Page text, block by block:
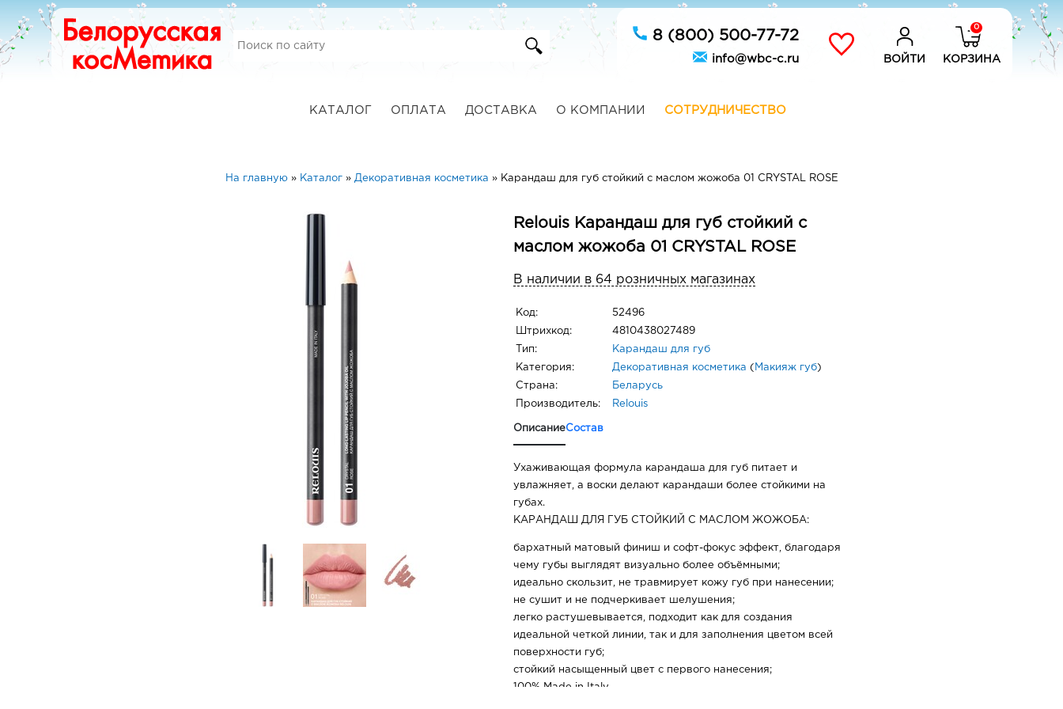
8 (800) 500-77-72
info@wbc-c.ru ВОЙТИ
0
КОРЗИНА
КАТАЛОГ ОПЛАТА ДОСТАВКА О КОМПАНИИ СОТРУДНИЧЕСТВО
На главную» Каталог» Декоративная косметика » Карандаш для губ стойкий с маслом жожоба 01 CRYSTAL ROSE
Relouis Карандаш для губ стойкий с
маслом жожоба 01 CRYSTAL ROSE
В наличии в 64 розничных магазинах
Код: 52496
Штрихкод: 4810438027489
Тип: Карандаш для губ
Категория: Декоративная косметика ( Макияж губ)
Страна: Беларусь
Производитель: Relouis
ОписаниеСостав
Ухаживающая формула карандаша для губ питает и
увлажняет, а воски делают карандаши более стойкими на
губах.
КАРАНДАШ ДЛЯ ГУБ СТОЙКИЙ С МАСЛОМ ЖОЖОБА:
бархатный матовый финиш и софт-фокус эффект, благодаря
чему губы выглядят визуально более объёмными;
идеально скользит, не травмирует кожу губ при нанесении;
не сушит и не подчеркивает шелушения;
легко растушевывается, подходит как для создания
идеальной четкой линии, так и для заполнения цветом всей
поверхности губ;
стойкий насыщенный цвет с первого нанесения;
100% Made in Italy